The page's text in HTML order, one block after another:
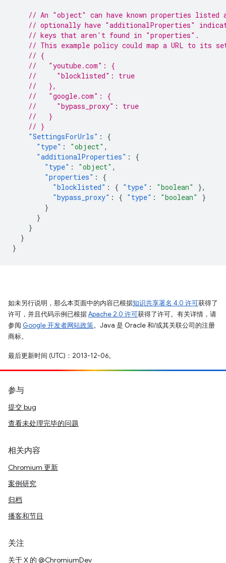
// An "object" can have known properties listed
// optionally have "additionalProperties"
// keys that aren't found in "properties".
// This example policy could map a URL to its
// {
//   "youtube.com": {
//     "blocklisted": true
//   },
//   "google.com": {
//     "bypass_proxy": true
//   }
// }
"SettingsForUrls" :
{
"type" : "object" ,
"additionalProperties" :
{
"type" : "object" ,
"properties" :
{
"blocklisted" : { "type" : "boolean"
},
"bypass_proxy" : { "type" : "boolean"
}
}
}
}
}
}
如未另行说明，那么本页面中的内容已根据知识共享署名 4.0 许可获得了
许可，并且代码示例已根据Apache 2.0 许可获得了许可。有关详情，请
参阅 Google 开发者网站政策。Java 是 Oracle 和/或其关联公司的注册
商标。
最后更新时间 (UTC)：2013-12-06。
参与
提交 bug
查看未处理完毕的问题
相关内容
Chromium 更新
案例研究
归档
播客和节目
关注
关于 X 的 @ChromiumDev